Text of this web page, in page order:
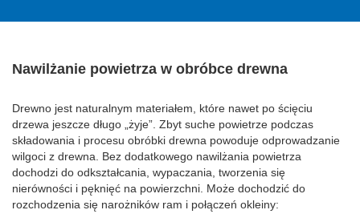
Nawilżanie powietrza w obróbce drewna
Drewno jest naturalnym materiałem, które nawet po ścięciu
drzewa jeszcze długo „żyje”. Zbyt suche powietrze podczas
składowania i procesu obróbki drewna powoduje odprowadzanie
wilgoci z drewna. Bez dodatkowego nawilżania powietrza
dochodzi do odkształcania, wypaczania, tworzenia się
nierówności i pęknięć na powierzchni. Może dochodzić do
rozchodzenia się narożników ram i połączeń okleiny: